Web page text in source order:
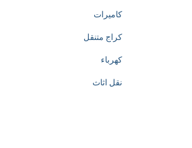
كاميرات
كراج متنقل
كهرباء
نقل اثاث